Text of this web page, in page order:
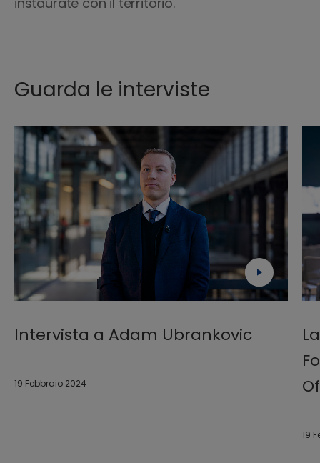
Guarda le interviste
Intervista a Adam Ubrankovic
19 Febbraio 2024
19